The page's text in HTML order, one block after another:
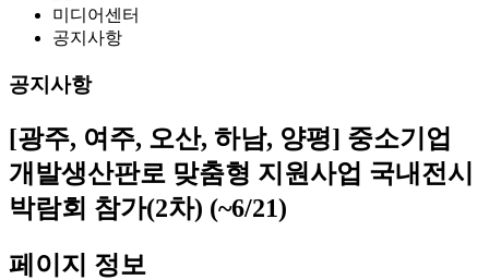
미디어센터
공지사항
공지사항
[광주, 여주, 오산, 하남, 양평] 중소기업
개발생산판로 맞춤형 지원사업 국내전시
박람회 참가(2차) (~6/21)
페이지 정보